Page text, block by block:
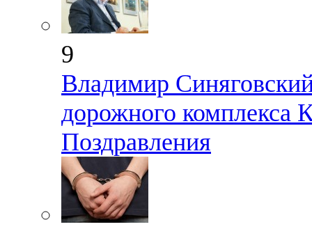
9
Владимир
дорожного комплекса
Поздравления